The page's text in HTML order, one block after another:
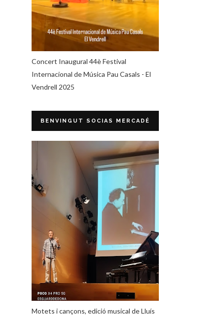
Concert Inaugural 44è Festival
Internacional de Música Pau Casals - El
Vendrell 2025
BENVINGUT SOCIAS MERCADÉ
Motets i cançons, edició musical de Lluís